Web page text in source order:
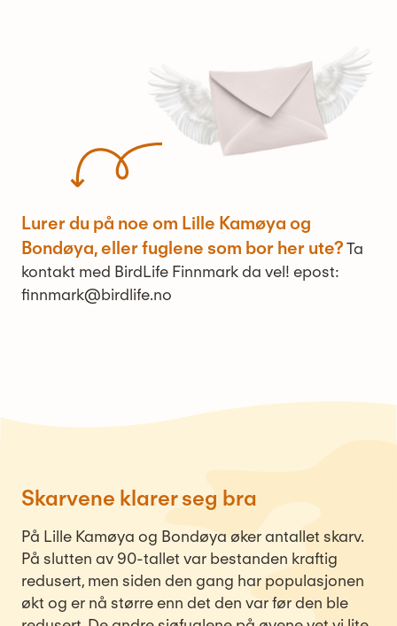
Lurer du på noe om Lille Kamøya og
Bondøya, eller fuglene som bor her ute?Ta
kontakt med BirdLife Finnmark da vel! epost:
finnmark@birdlife.no
Skarvene klarer seg bra
På Lille Kamøya og Bondøya øker antallet skarv.
På slutten av 90-tallet var bestanden kraftig
redusert, men siden den gang har populasjonen
økt og er nå større enn det den var før den ble